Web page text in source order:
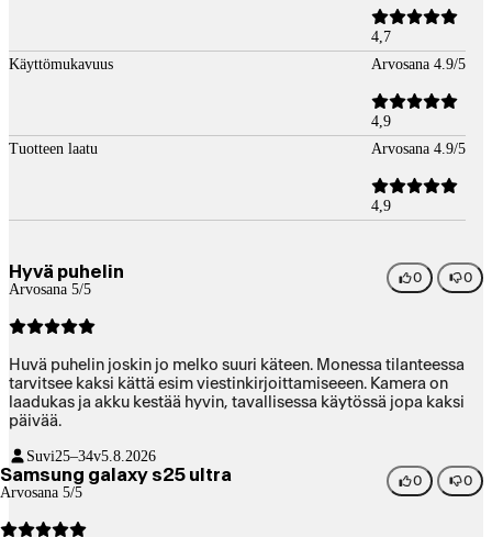
4,7
Käyttömukavuus
Arvosana 4.9/5
4,9
Tuotteen laatu
Arvosana 4.9/5
4,9
Hyvä puhelin
Arvosana 5/5
0 0
Huvä puhelin joskin jo melko suuri käteen. Monessa tilanteessa
tarvitsee kaksi kättä esim viestinkirjoittamiseeen. Kamera on
laadukas ja akku kestää hyvin, tavallisessa käytössä jopa kaksi
päivää.
Suvi25–34v5.8.2026
Samsung galaxy s25 ultra
Arvosana 5/5
0 0